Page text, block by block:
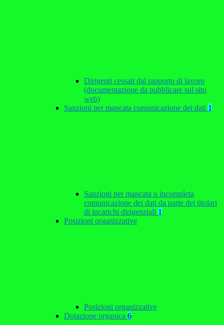
Dirigenti cessati dal rapporto di lavoro
(documentazione da pubblicare sul sito
web)
Sanzioni per mancata comunicazione dei dati 1
Sanzioni per mancata o incompleta
comunicazione dei dati da parte dei titolari
di incarichi dirigenziali 1
Posizioni organizzative
Posizioni organizzative
Dotazione organica 6